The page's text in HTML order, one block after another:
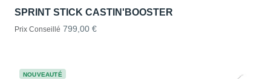
SPRINT STICK CASTIN'BOOSTER
Prix Conseillé 799,00 €
NOUVEAUTÉ